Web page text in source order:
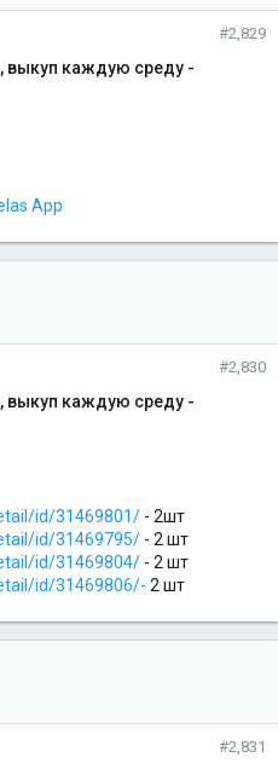
#2,829
выкуп каждую среду -
App
#2,830
выкуп каждую среду -
id/31469801/ - 2шт
id/31469795/ - 2 шт
id/31469804/ - 2 шт
id/31469806/- 2 шт
#2,831